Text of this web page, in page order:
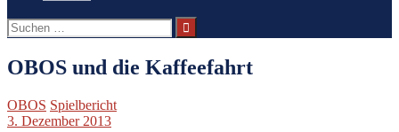
Suchen
nach:
OBOS und die Kaffeefahrt
OBOS Spielbericht
3. Dezember 2013